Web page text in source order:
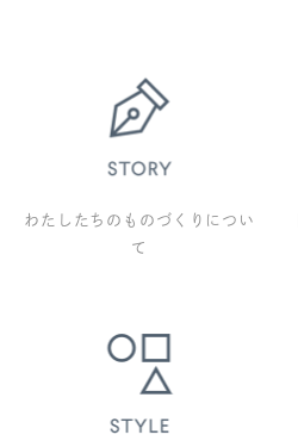
わたしたちのものづくりについ
て